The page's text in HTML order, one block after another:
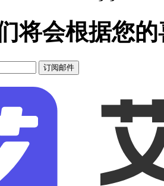
将会根据您
订阅邮件